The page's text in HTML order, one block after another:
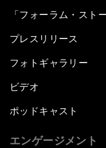
「フォーラム・スト
プレスリリース
フォトギャラリー
ビデオ
ポッドキャスト
エンゲージメント